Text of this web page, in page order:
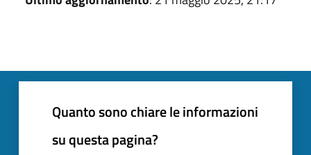
Quanto sono chiare le informazioni
su questa pagina?